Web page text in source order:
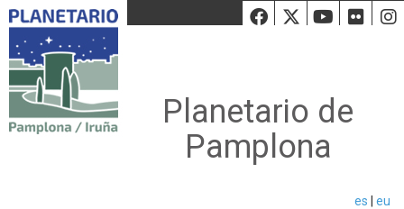
Facebook
Twiiter
Planetario de
Pamplona
es eu